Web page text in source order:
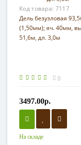
Код товара: 7117
Дель безузловая
(1,50мм); яч. 40мм,
51,6м, дл. 3,0м
0
3497.00р.
На складе